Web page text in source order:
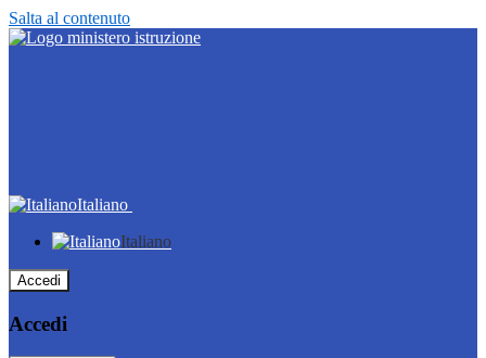
Salta al contenuto
Italiano
Italiano
Accedi
Accedi